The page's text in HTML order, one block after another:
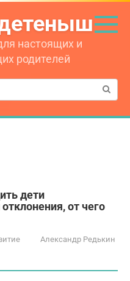
настоящих и
родителей
дети
от чего
Александр Редькин